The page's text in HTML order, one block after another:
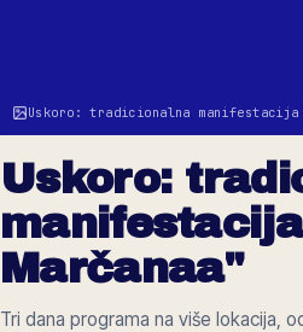
Uskoro: tradicionalna manifestacija
Uskoro:
Marčanaa"
Tri dana programa na više lokacija,